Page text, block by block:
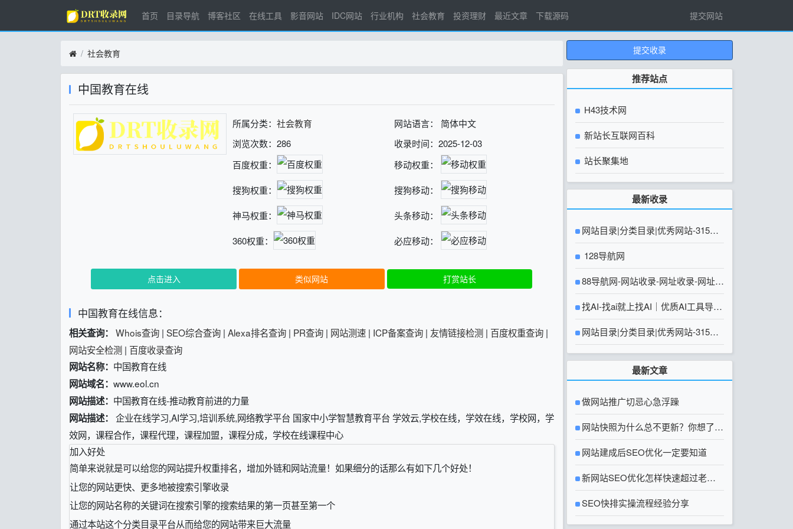
首页 目录导航 博客社区 在线工具 影音网站 IDC网站 行业机构 社会教育 投资理财 最近文章 下载源码 提交网站
社会教育
中国教育在线
所属分类： 社会教育
网站语言： 简体中文
浏览次数：286
收录时间：2025-12-03
百度权重：
移动权重：
搜狗权重： 搜狗移动：
神马权重： 头条移动：
360权重： 必应移动：
点击进入 类似网站 打赏站长
中国教育在线信息：
相关查询： Whois查询 | SEO综合查询 | Alexa排名查询 | PR查询 | 网站测速 | ICP备案查询 | 友情链接检测 | 百度权重查询 |
网站安全检测 | 百度收录查询
网站名称： 中国教育在线
网站域名： www.eol.cn
网站描述： 中国教育在线-推动教育前进的力量
网站描述： 企业在线学习,AI学习,培训系统,网络教学平台 国家中小学智慧教育平台 学效云,学校在线，学效在线，学校网，学
效网，课程合作，课程代理，课程加盟，课程分成，学校在线课程中心
加入好处
简单来说就是可以给您的网站提升权重排名，增加外链和网站流量！如果细分的话那么有如下几个好处！
让您的网站更快、更多地被搜索引擎收录
让您的网站名称的关键词在搜索引擎的搜索结果的第一页甚至第一个
通过本站这个分类目录平台从而给您的网站带来巨大流量
提交收录
推荐站点
H43技术网
新站长互联网百科
站长聚集地
最新收录
网站目录|分类目录|优秀网站-315友
链网【官方网站】
128导航网
88导航网-网站收录-网址收录-网址导
航-收录网站-自助广告系统
找AI-找ai就上找AI｜优质AI工具导航
大全
网站目录|分类目录|优秀网站-315友
链网【官方网站】
最新文章
做网站推广切忌心急浮躁
网站快照为什么总不更新？你想了解
的网站快照问题都在这里
网站建成后SEO优化一定要知道
新网站SEO优化怎样快速超过老网
站？
SEO快排实操流程经验分享